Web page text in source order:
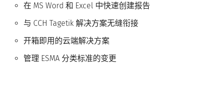
在 MS Word 和 Excel 中快速创建报告
与 CCH Tagetik 解决方案无缝衔接
开箱即用的云端解决方案
管理 ESMA 分类标准的变更